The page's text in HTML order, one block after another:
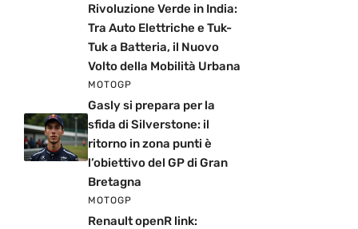
Rivoluzione Verde in India:
Tra Auto Elettriche e Tuk-
Tuk a Batteria, il Nuovo
Volto della Mobilità Urbana
MOTOGP
Gasly si prepara per la
sfida di Silverstone: il
ritorno in zona punti è
l’obiettivo del GP di Gran
Bretagna
MOTOGP
Renault openR link: